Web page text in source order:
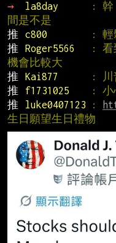
→
la8day
: 幹
間是不是
推
c800 : 輕
推
Roger5566
: 看
機會比較大
推
Kai877 : 川
推
f1731025 : 小
推
luke0407123 :
生日願望生日禮物